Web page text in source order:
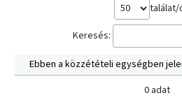
találat/
Keresés:
Ebben a közzétételi egységben
0 adat